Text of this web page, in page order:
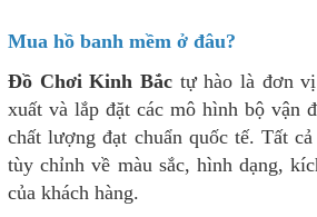
Mua hồ banh mềm ở đâu?
Đồ Chơi Kinh Bắc tự hào là đơn
xuất và lắp đặt các mô hình bộ vận
chất lượng đạt chuẩn quốc tế. Tất
tùy chỉnh về màu sắc, hình dạng,
của khách hàng.